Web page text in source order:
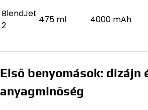
BlendJet
2
475 ml 4000 mAh
Első benyomások: dizájn
anyagminőség